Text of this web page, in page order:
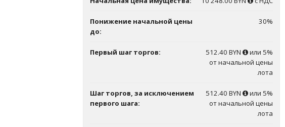
Понижение начальной цены
до:
30%
Первый шаг торгов: 512.40 BYN
или 5%
от начальной цены
лота
Шаг торгов, за исключением
первого шага:
512.40 BYN
или 5%
от начальной цены
лота